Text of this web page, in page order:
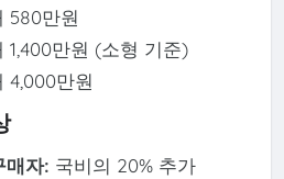
580만원
1,400만원 (소형 기준)
4,000만원
매자: 국비의 20% 추가